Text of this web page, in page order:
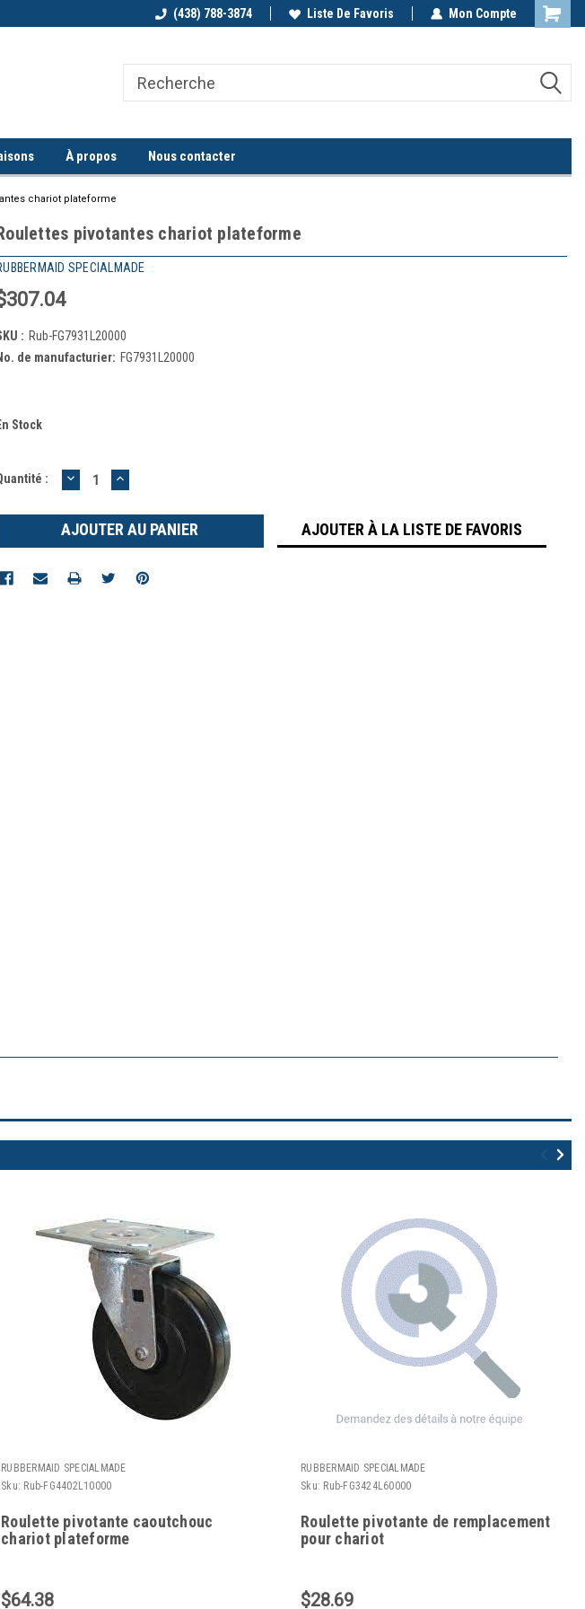
Commande minimum de 100$ Appelez-nous!
(438) 788-3874 Liste De Favoris Mon Compte
À propos Nous contacter
chariot plateforme
pivotantes chariot plateforme
SPECIALMADE
: Rub-FG7931L20000
de manufacturier: FG7931L20000
Stock
: DIMINUER
LA
:
AUGMENTER
LA
:
AJOUTER À LA LISTE DE FAVORIS
RUBBERMAID SPECIALMADE
Sku: Rub-FG4402L10000
Roulette pivotante caoutchouc
chariot plateforme
$64.38
RUBBERMAID SPECIALMADE
Sku: Rub-FG3424L60000
Roulette pivotante de remplacement
pour chariot
$28.69